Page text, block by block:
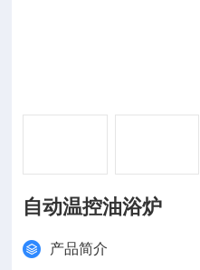
自动温控油浴炉
产品简介